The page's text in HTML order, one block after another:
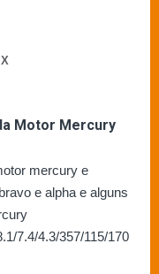
Motor Mercury
mercury e
e alpha e alguns
7.4/4.3/357/115/170